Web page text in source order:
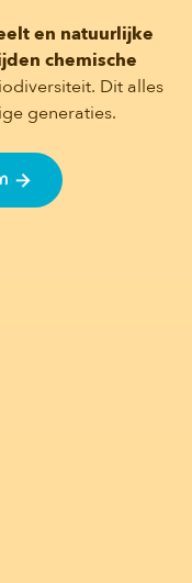
en natuurlijke
chemische
Dit alles
generaties.